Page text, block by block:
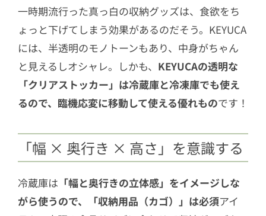
一時期流行った真っ白の収納グッズは、食欲をち
ょっと下げてしまう効果があるのだそう。KEYUCA
には、半透明のモノトーンもあり、中身がちゃん
と見えるしオシャレ。しかも、 KEYUCAの透明な
「クリアストッカー」は冷蔵庫と冷凍庫でも使え
るので、臨機応変に移動して使える優れものです！
「幅 × 奥行き × 高さ」を意識する
冷蔵庫は 「幅と奥行きの立体感」をイメージしな
がら使うので、「収納用品（カゴ）」は必須アイ